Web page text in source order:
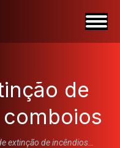
de
extinção de incêndios…